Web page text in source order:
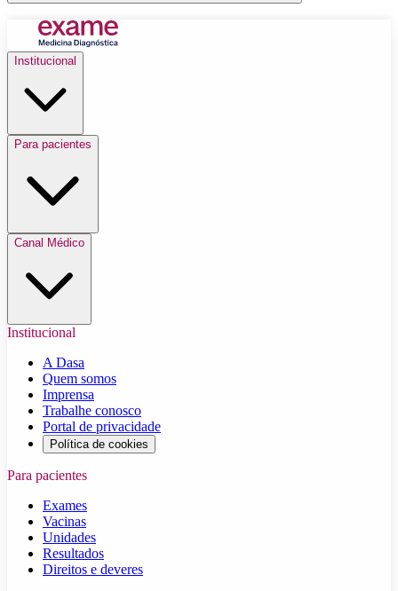
Institucional
Para pacientes
Canal Médico
Institucional
A Dasa
Quem somos
Imprensa
Trabalhe conosco
Portal de privacidade
Política de cookies
Para pacientes
Exames
Vacinas
Unidades
Resultados
Direitos e deveres